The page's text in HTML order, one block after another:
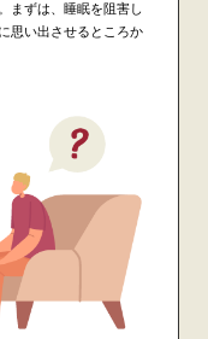
まずは、睡眠を阻害し
思い出させるところか